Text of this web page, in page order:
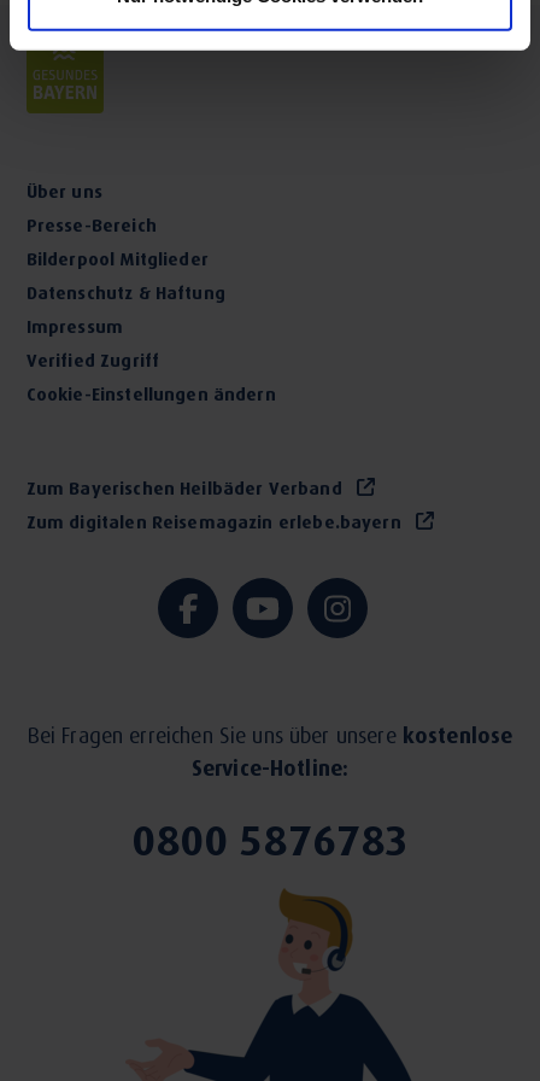
Über uns
Presse-Bereich
Bilderpool Mitglieder
Datenschutz & Haftung
Impressum
Verified Zugriff
Cookie-Einstellungen ändern
Zum Bayerischen Heilbäder Verband
Zum digitalen Reisemagazin erlebe.bayern
Bei Fragen erreichen Sie uns über unsere kostenlose
Service-Hotline:
0800 5876783